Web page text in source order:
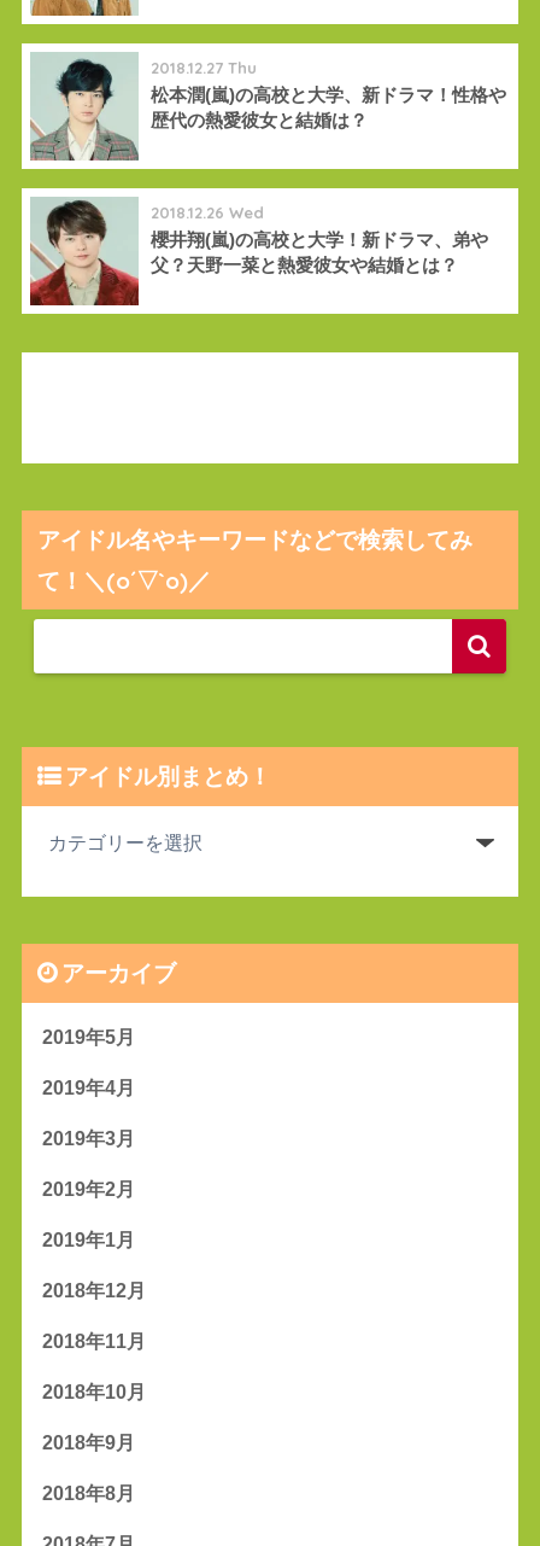
2018.12.27 Thu
松本潤(嵐)の高校と大学、新ドラマ！性格や
歴代の熱愛彼女と結婚は？
2018.12.26 Wed
櫻井翔(嵐)の高校と大学！新ドラマ、弟や
父？天野一菜と熱愛彼女や結婚とは？
アイドル名やキーワードなどで検索してみ
て！＼(o´▽`o)／
アイドル別まとめ！
アーカイブ
2019年5月
2019年4月
2019年3月
2019年2月
2019年1月
2018年12月
2018年11月
2018年10月
2018年9月
2018年8月